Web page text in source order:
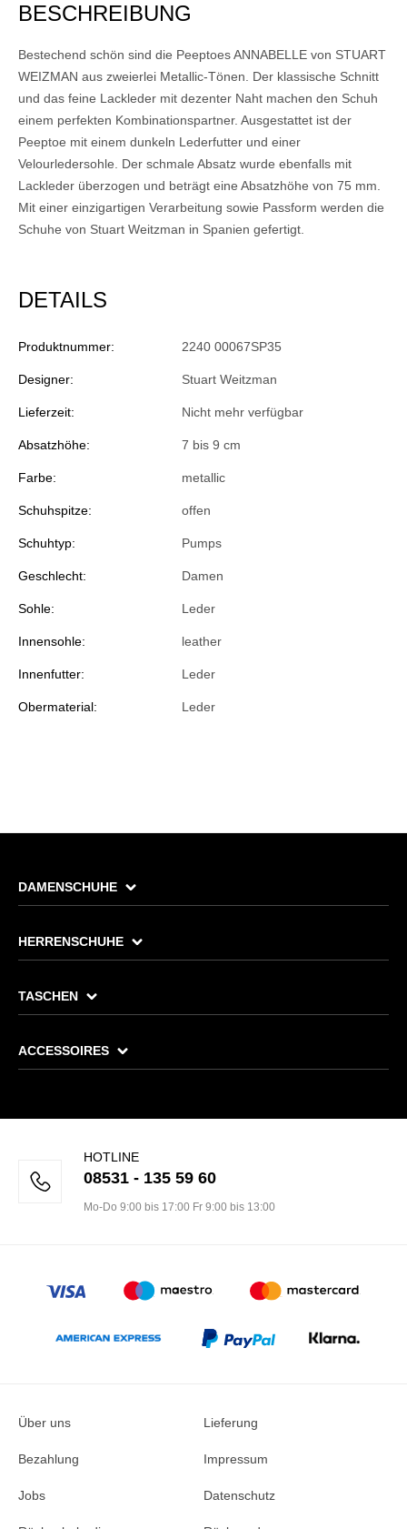
BESCHREIBUNG
Bestechend schön sind die Peeptoes ANNABELLE von STUART
WEIZMAN aus zweierlei Metallic-Tönen. Der klassische Schnitt
und das feine Lackleder mit dezenter Naht machen den Schuh
einem perfekten Kombinationspartner. Ausgestattet ist der
Peeptoe mit einem dunkeln Lederfutter und einer
Velourledersohle. Der schmale Absatz wurde ebenfalls mit
Lackleder überzogen und beträgt eine Absatzhöhe von 75 mm.
Mit einer einzigartigen Verarbeitung sowie Passform werden die
Schuhe von Stuart Weitzman in Spanien gefertigt.
DETAILS
Produktnummer: 2240 00067SP35
Designer: Stuart Weitzman
Lieferzeit: Nicht mehr verfügbar
Absatzhöhe: 7 bis 9 cm
Farbe: metallic
Schuhspitze: offen
Schuhtyp: Pumps
Geschlecht: Damen
Sohle: Leder
Innensohle: leather
Innenfutter: Leder
Obermaterial: Leder
DAMENSCHUHE
HERRENSCHUHE
TASCHEN
ACCESSOIRES
HOTLINE
08531 - 135 59 60
Mo-Do 9:00 bis 17:00 Fr 9:00 bis 13:00
Über uns Lieferung
Bezahlung Impressum
Jobs Datenschutz